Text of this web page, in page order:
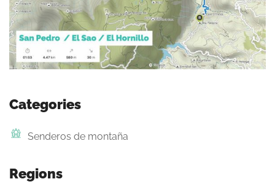
Categories
Senderos de montaña
Regions